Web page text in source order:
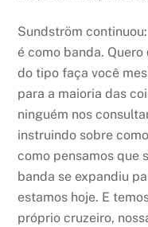
Sundström
é como banda.
do tipo faça você
para a maioria das
ninguém nos
instruindo sobre
como pensamos que
banda se expandiu
estamos hoje. E
próprio cruzeiro,